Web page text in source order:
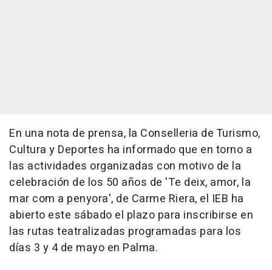
En una nota de prensa, la Conselleria de Turismo,
Cultura y Deportes ha informado que en torno a
las actividades organizadas con motivo de la
celebración de los 50 años de 'Te deix, amor, la
mar com a penyora', de Carme Riera, el IEB ha
abierto este sábado el plazo para inscribirse en
las rutas teatralizadas programadas para los
días 3 y 4 de mayo en Palma.